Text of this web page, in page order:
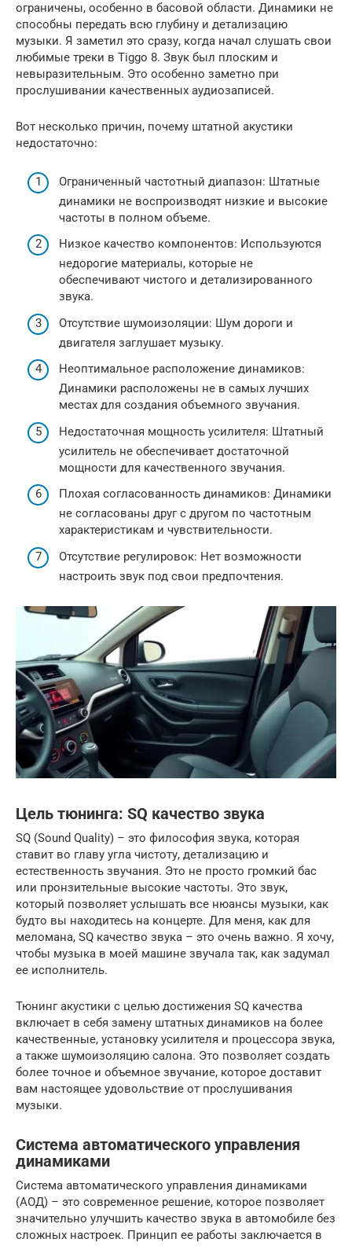
ограничены, особенно в басовой области. Динамики не
способны передать всю глубину и детализацию
музыки. Я заметил это сразу, когда начал слушать свои
любимые треки в Tiggo 8. Звук был плоским и
невыразительным. Это особенно заметно при
прослушивании качественных аудиозаписей.
Вот несколько причин, почему штатной акустики
недостаточно:
Ограниченный частотный диапазон: Штатные
динамики не воспроизводят низкие и высокие
частоты в полном объеме.
Низкое качество компонентов: Используются
недорогие материалы, которые не
обеспечивают чистого и детализированного
звука.
Отсутствие шумоизоляции: Шум дороги и
двигателя заглушает музыку.
Неоптимальное расположение динамиков:
Динамики расположены не в самых лучших
местах для создания объемного звучания.
Недостаточная мощность усилителя: Штатный
усилитель не обеспечивает достаточной
мощности для качественного звучания.
Плохая согласованность динамиков: Динамики
не согласованы друг с другом по частотным
характеристикам и чувствительности.
Отсутствие регулировок: Нет возможности
настроить звук под свои предпочтения.
Цель тюнинга: SQ качество звука
SQ (Sound Quality) – это философия звука, которая
ставит во главу угла чистоту, детализацию и
естественность звучания. Это не просто громкий бас
или пронзительные высокие частоты. Это звук,
который позволяет услышать все нюансы музыки, как
будто вы находитесь на концерте. Для меня, как для
меломана, SQ качество звука – это очень важно. Я хочу,
чтобы музыка в моей машине звучала так, как задумал
ее исполнитель.
Тюнинг акустики с целью достижения SQ качества
включает в себя замену штатных динамиков на более
качественные, установку усилителя и процессора звука,
а также шумоизоляцию салона. Это позволяет создать
более точное и объемное звучание, которое доставит
вам настоящее удовольствие от прослушивания
музыки.
Система автоматического управления
динамиками
Система автоматического управления динамиками
(АОД) – это современное решение, которое позволяет
значительно улучшить качество звука в автомобиле без
сложных настроек. Принцип ее работы заключается в